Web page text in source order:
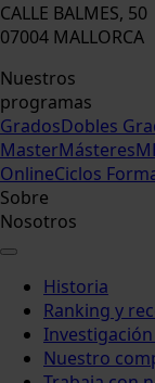
CALLE BALMES, 50
07004 MALLORCA
Nuestros
programas
GradosDobles
MasterMásteres
OnlineCiclos
Sobre
Nosotros
Historia
Ranking y
Nuestro